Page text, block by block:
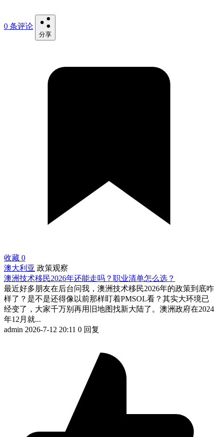
0 条评论
分享
收藏 0
澳大利亚 政策观察
澳洲技术移民2026年还能走吗？职业清单怎么选？
最近好多朋友在后台问我，澳洲技术移民2026年的政策到底咋
样了？是不是还得像以前那样盯着PMSOL看？其实大环境已
经变了，大家千万别再用旧地图找新大陆了。澳洲政府在2024
年12月就...
admin 2026-7-12 20:11 0 回复